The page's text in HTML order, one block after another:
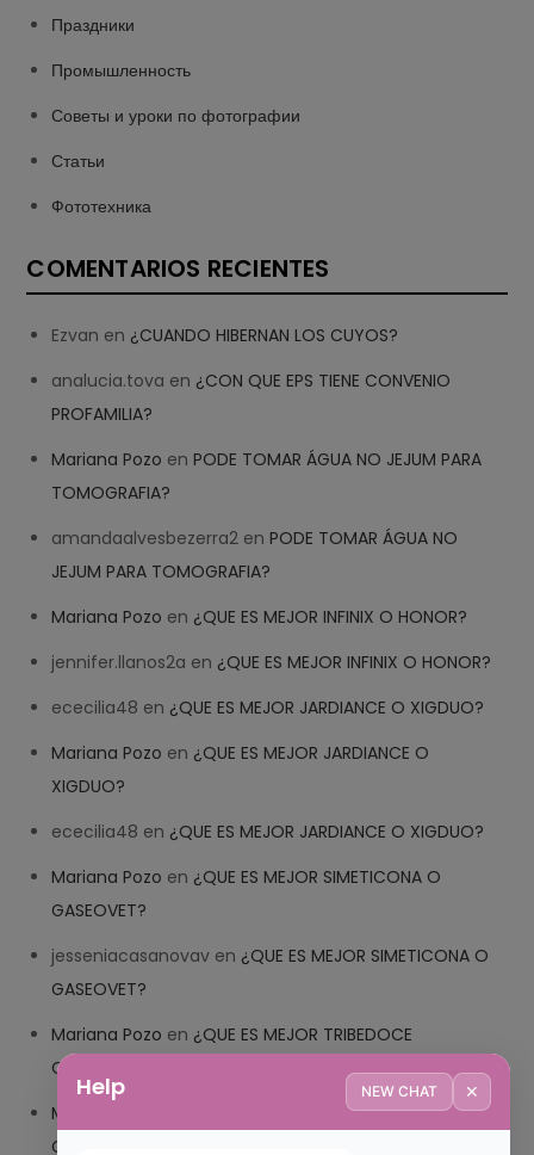
Праздники
Промышленность
Советы и уроки по фотографии
Статьи
Фототехника
COMENTARIOS RECIENTES
Ezvan en ¿CUANDO HIBERNAN LOS CUYOS?
analucia.tova en ¿CON QUE EPS TIENE CONVENIO
PROFAMILIA?
Mariana Pozo enPODE TOMAR ÁGUA NO JEJUM PARA
TOMOGRAFIA?
amandaalvesbezerra2 enPODE TOMAR ÁGUA NO
JEJUM PARA TOMOGRAFIA?
Mariana Pozo en ¿QUE ES MEJOR INFINIX O HONOR?
jennifer.llanos2a en ¿QUE ES MEJOR INFINIX O HONOR?
ececilia48 en ¿QUE ES MEJOR JARDIANCE O XIGDUO?
Mariana Pozo en ¿QUE ES MEJOR JARDIANCE O
XIGDUO?
ececilia48 en ¿QUE ES MEJOR JARDIANCE O XIGDUO?
Mariana Pozo en ¿QUE ES MEJOR SIMETICONA O
GASEOVET?
jesseniacasanovav en ¿QUE ES MEJOR SIMETICONA O
GASEOVET?
Mariana Pozo en ¿QUE ES MEJOR TRIBEDOCE
COMPUESTO O TRIBEDOCE DX?
Mariana Pozo
¿QUE ES MEJOR TRIBEDOCE
COMPUESTO O TRIBEDOCE DX?
Help NEW CHAT ✕